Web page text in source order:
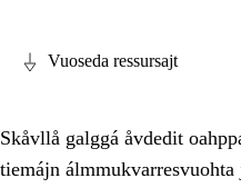
Vuoseda ressursajt
Skåvllå galggá åvdedit
tiemájn